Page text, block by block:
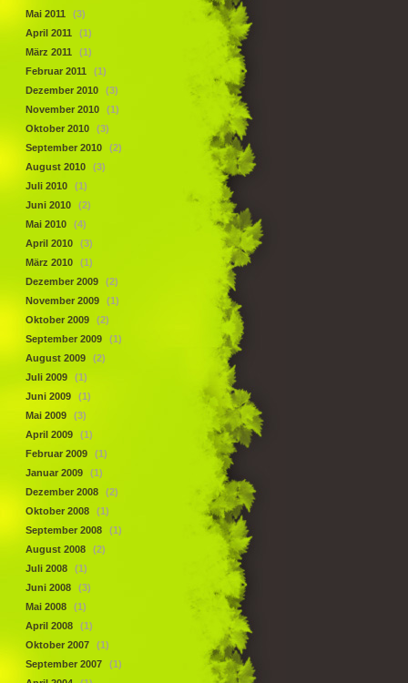
Mai 2011
(3)
April 2011
(1)
März 2011
(1)
Februar 2011
(1)
Dezember 2010
(3)
November 2010
(1)
Oktober 2010
(3)
September 2010
(2)
August 2010
(3)
Juli 2010
(1)
Juni 2010
(2)
Mai 2010
(4)
April 2010
(3)
März 2010
(1)
Dezember 2009
(2)
November 2009
(1)
Oktober 2009
(2)
September 2009
(1)
August 2009
(2)
Juli 2009
(1)
Juni 2009
(1)
Mai 2009
(3)
April 2009
(1)
Februar 2009
(1)
Januar 2009
(1)
Dezember 2008
(2)
Oktober 2008
(1)
September 2008
(1)
August 2008
(2)
Juli 2008
(1)
Juni 2008
(3)
Mai 2008
(1)
April 2008
(1)
Oktober 2007
(1)
September 2007
(1)